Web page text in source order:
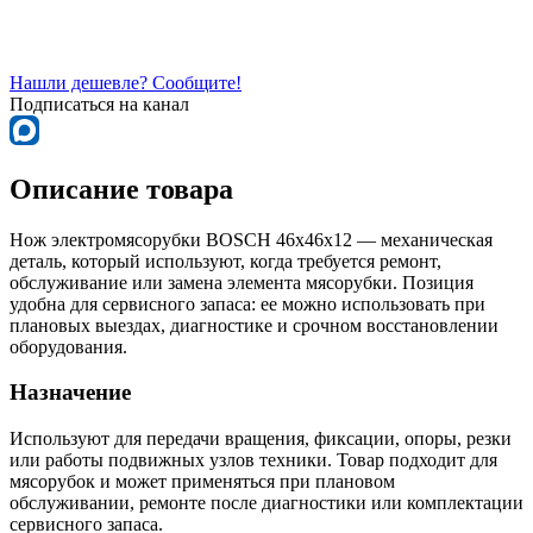
Нашли дешевле? Сообщите!
Подписаться на канал
Описание товара
Нож электромясорубки BOSCH 46х46х12 — механическая
деталь, который используют, когда требуется ремонт,
обслуживание или замена элемента мясорубки. Позиция
удобна для сервисного запаса: ее можно использовать при
плановых выездах, диагностике и срочном восстановлении
оборудования.
Назначение
Используют для передачи вращения, фиксации, опоры, резки
или работы подвижных узлов техники. Товар подходит для
мясорубок и может применяться при плановом
обслуживании, ремонте после диагностики или комплектации
сервисного запаса.